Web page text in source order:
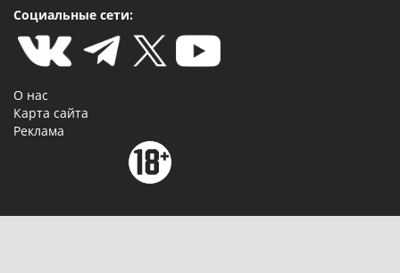
Социальные сети:
О нас
Карта сайта
Реклама